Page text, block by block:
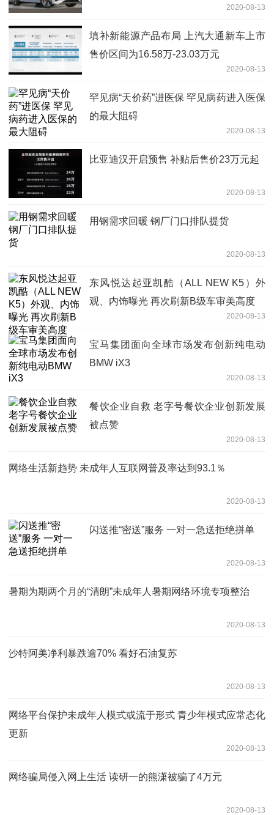
2020-08-13
填补新能源产品布局 上汽大通新车上市
售价区间为16.58万-23.03万元
2020-08-13
罕见病“天价药”进医保 罕见病药进入医保
的最大阻碍
2020-08-13
比亚迪汉开启预售 补贴后售价23万元起
2020-08-13
用钢需求回暖 钢厂门口排队提货
2020-08-13
东风悦达起亚凯酷（ALL NEW K5）外
观、内饰曝光 再次刷新B级车审美高度
2020-08-13
宝马集团面向全球市场发布创新纯电动
BMW iX3
2020-08-13
餐饮企业自救 老字号餐饮企业创新发展
被点赞
2020-08-13
网络生活新趋势 未成年人互联网普及率达到93.1％
2020-08-13
闪送推“密送”服务 一对一急送拒绝拼单
2020-08-13
暑期为期两个月的“清朗”未成年人暑期网络环境专项整治
2020-08-13
沙特阿美净利暴跌逾70% 看好石油复苏
2020-08-13
网络平台保护未成年人模式或流于形式 青少年模式应常态化
更新
2020-08-13
网络骗局侵入网上生活 读研一的熊潇被骗了4万元
2020-08-13